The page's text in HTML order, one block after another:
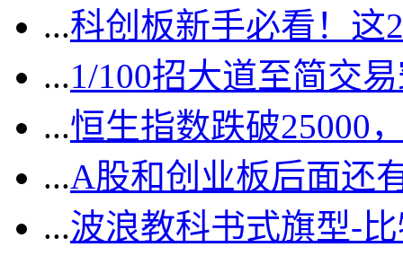
...科创板新手必看！这
...1/100招大道至简交
...恒生指数跌破25000
...A股和创业板后面还
...波浪教科书式旗型-